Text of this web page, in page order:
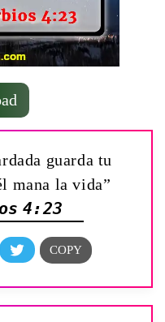
guarda tu
mana la vida”
4:23